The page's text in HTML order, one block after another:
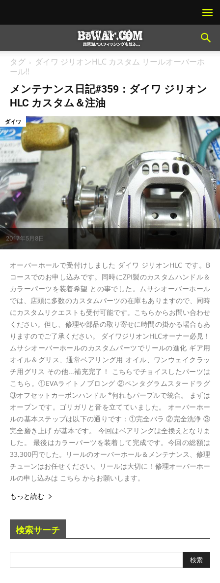
タグ
ダイワ ジリオンHLC カスタム リールオーバーホ
ール!!
メンテナンス日記#359：ダイワ ジリオン
HLC カスタム＆注油
2017年5月8日
ダイワ
オーバーホールで受付けしました ダイワ ジリオンHLC です。B
コースでのお申し込みです。同時にZPI製のカスタムハンドル＆
カラーパーツを装着希望 との事でした。ムサシオーバーホール
では、店頭に多数のカスタムパーツの在庫もありますので、同時
にカスタムリクエストも受付可能です。こちらからお問い合わせ
ください。但し、修理や部品の取り寄せに時間の掛かる場合もあ
りますのでご了承ください。 ダイワジリオンHLCオーナー必見！
ムサシオーバーホールのカスタムパーツでリールの進化 ギア用
オイル＆グリス、通常ベアリング用 オイル、ワンウェイクラッ
チ用グリス その他...補充完了！ こちらでチョイスしたパーツは
こちら。①EVAライトノブロング ②ペンタグラムスタードラグ
③オフセットカーボンハンドル *何れもパープルで統合。 まずは
オープンです。ゴリガリと音を立てていました。 オーバーホー
ルの基本ステップは以下の通りです：①完全バラ ②完全洗浄 ③
完全磨き上げ が基本です。 今回はベアリングは全換えとなりま
した。 最後はカラーパーツを装着して完成です。今回の総額は
33,300円でした。リールのオーバーホール＆メンテナンス、修理
チューンはお任せください。リールは大切に！修理オーバーホー
ルの申し込みは こちら からお願いします。
もっと読む
検索サーチ